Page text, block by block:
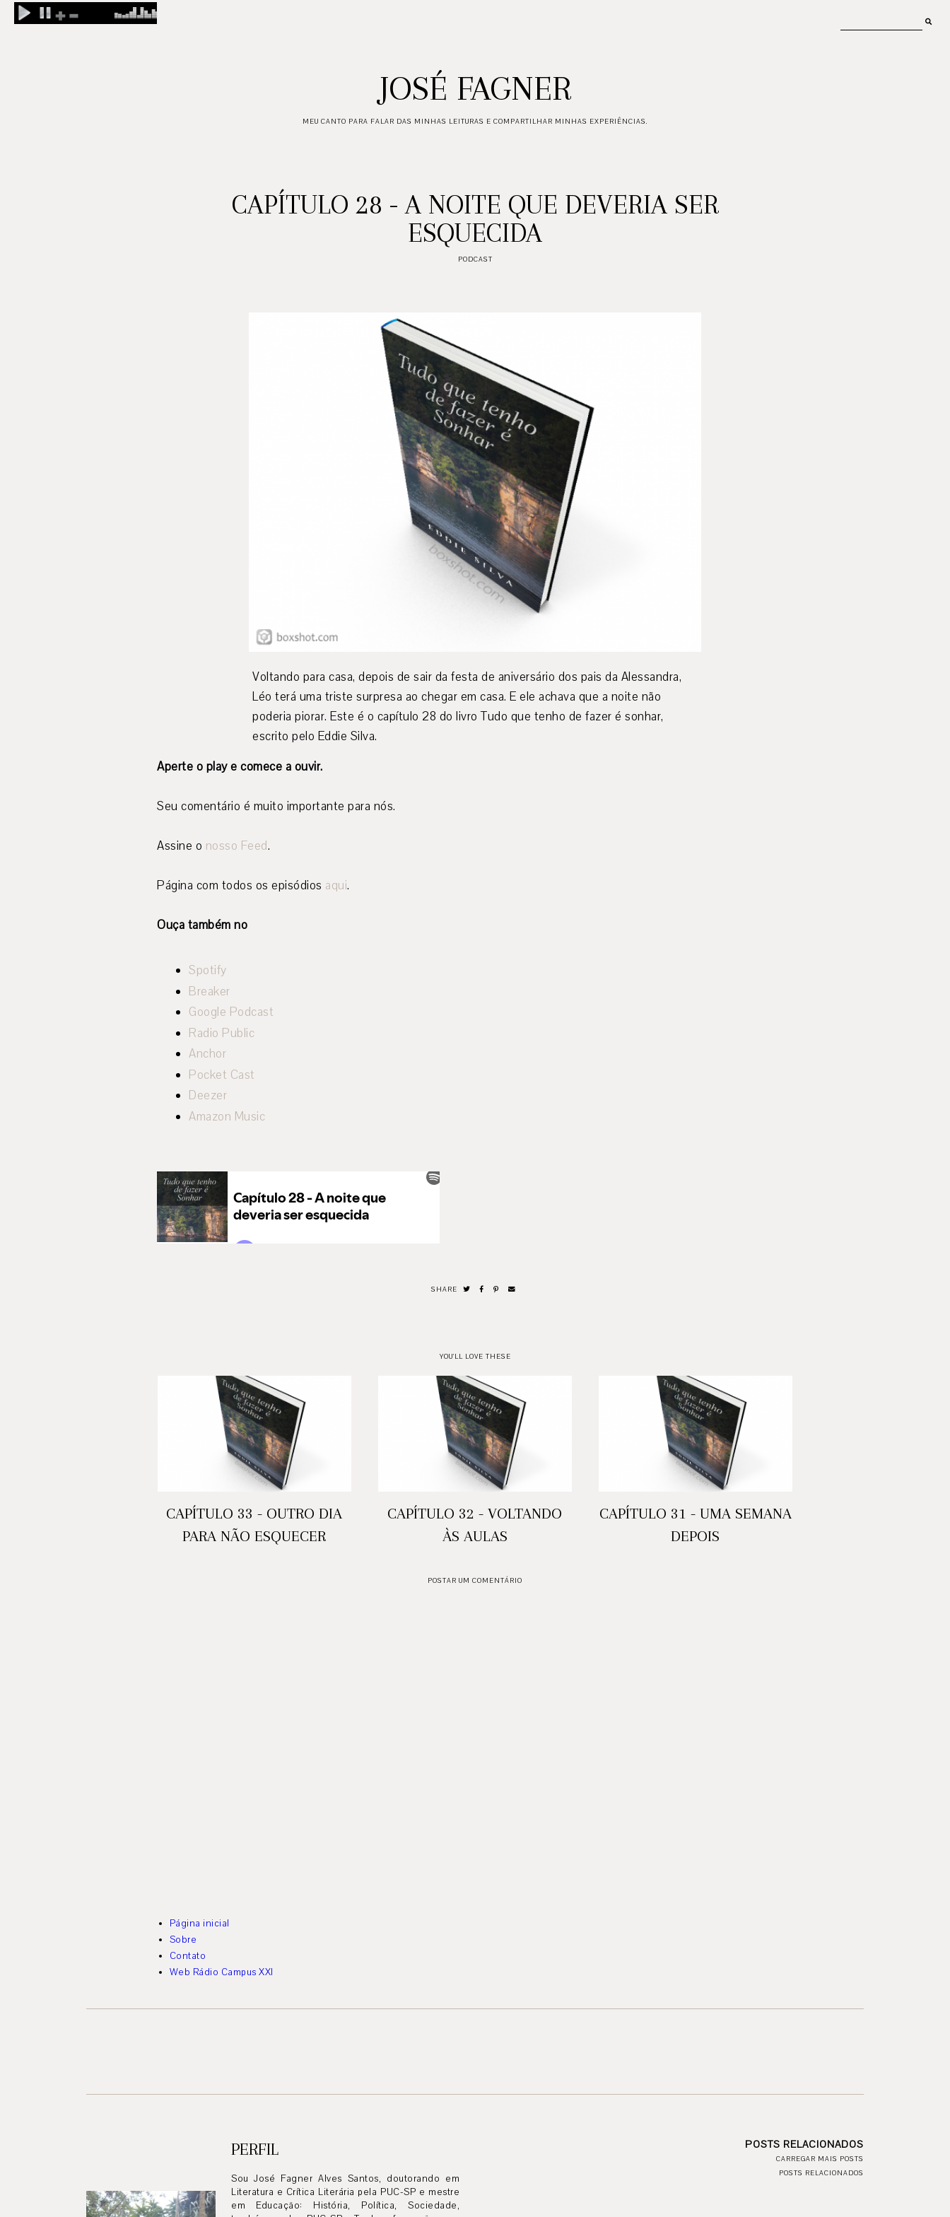
JOSÉ FAGNER
MEU CANTO PARA FALAR DAS MINHAS LEITURAS E COMPARTILHAR MINHAS EXPERIÊNCIAS.
CAPÍTULO 28 - A NOITE QUE DEVERIA SER
ESQUECIDA
PODCAST
Voltando para casa, depois de sair da festa de aniversário dos pais da Alessandra,
Léo terá uma triste surpresa ao chegar em casa. E ele achava que a noite não
poderia piorar. Este é o capítulo 28 do livro Tudo que tenho de fazer é sonhar,
escrito pelo Eddie Silva.
Aperte o play e comece a ouvir.
Seu comentário é muito importante para nós.
Assine o nosso Feed.
Página com todos os episódios aqui.
Ouça também no
Spotify
Breaker
Google Podcast
Radio Public
Anchor
Pocket Cast
Deezer
Amazon Music
SHARE
YOU'LL LOVE THESE
CAPÍTULO 33 - OUTRO DIA
PARA NÃO ESQUECER
CAPÍTULO 32 - VOLTANDO
ÀS AULAS
CAPÍTULO 31 - UMA SEMANA
DEPOIS
POSTAR UM COMENTÁRIO
Página inicial
Sobre
Contato
Web Rádio Campus XXI
PERFIL
Sou José Fagner Alves Santos, doutorando em
Literatura e Crítica Literária pela PUC-SP e mestre
em Educação: História, Política, Sociedade,
POSTS RELACIONADOS
CARREGAR MAIS POSTS
POSTS RELACIONADOS